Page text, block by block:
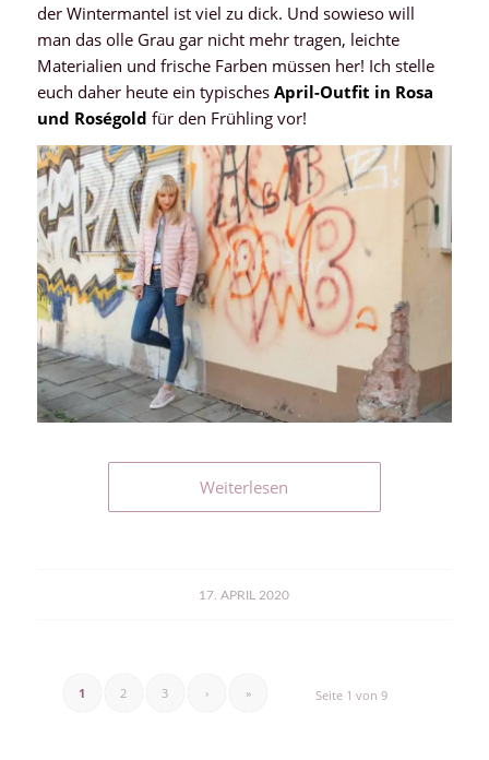
der Wintermantel ist viel zu dick. Und sowieso will
man das olle Grau gar nicht mehr tragen, leichte
Materialien und frische Farben müssen her! Ich stelle
euch daher heute ein typischesApril-Outfit in Rosa
und Roségold für den Frühling vor!
Weiterlesen
17. APRIL 2020
Seite 1 von 9
1 2 3 › »